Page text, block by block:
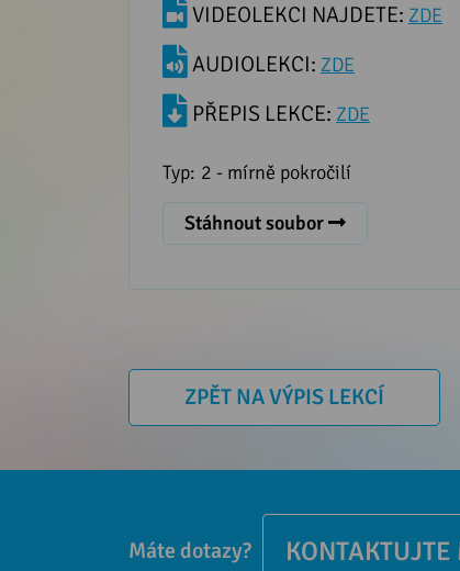
VIDEOLEKCI NAJDETE: ZDE
AUDIOLEKCI: ZDE
PŘEPIS LEKCE: ZDE
Typ: 2 - mírně pokročilí
Stáhnout soubor
ZPĚT NA VÝPIS LEKCÍ
Máte dotazy? KONTAKTUJTE